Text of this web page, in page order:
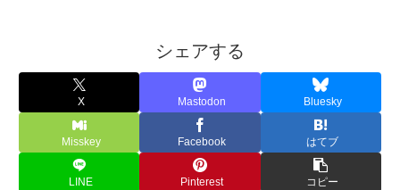
シェアする
X Mastodon Bluesky
Misskey Facebook はてブ
LINE Pinterest コピー